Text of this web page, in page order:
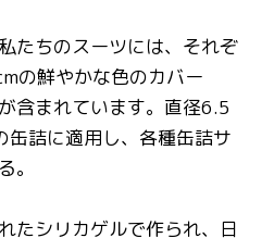
たちのスーツには、それぞ
の鮮やかな色のカバー
含まれています。直径6.5
詰に適用し、各種缶詰サ
。
たシリカゲルで作られ、日